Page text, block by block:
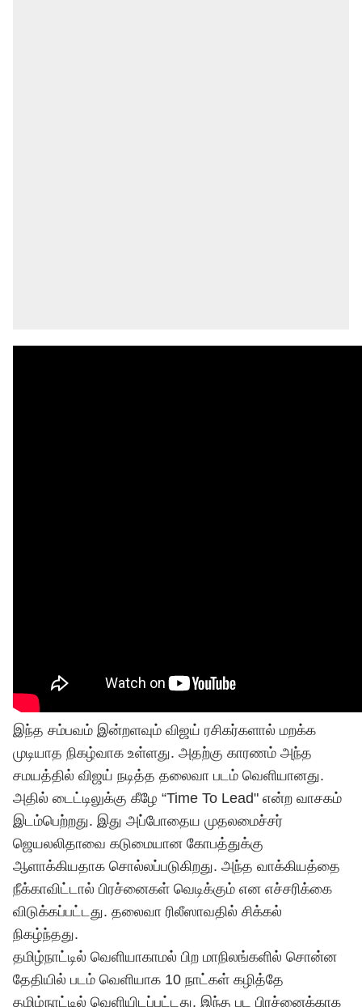
இந்த சம்பவம் இன்றளவும் விஜய் ரசிகர்களால் மறக்க
முடியாத நிகழ்வாக உள்ளது. அதற்கு காரணம் அந்த
சமயத்தில் விஜய் நடித்த தலைவா படம் வெளியானது.
அதில் டைட்டிலுக்கு கீழே “Time To Lead" என்ற வாசகம்
இடம்பெற்றது. இது அப்போதைய முதலமைச்சர்
ஜெயலலிதாவை கடுமையான கோபத்துக்கு
ஆளாக்கியதாக சொல்லப்படுகிறது. அந்த வாக்கியத்தை
நீக்காவிட்டால் பிரச்னைகள் வெடிக்கும் என எச்சரிக்கை
விடுக்கப்பட்டது. தலைவா ரிலீஸாவதில் சிக்கல்
நிகழ்ந்தது.
தமிழ்நாட்டில் வெளியாகாமல் பிற மாநிலங்களில் சொன்ன
தேதியில் படம் வெளியாக 10 நாட்கள் கழித்தே
தமிழ்நாட்டில் வெளியிடப்பட்டது. இந்த பட பிரச்னைக்காக